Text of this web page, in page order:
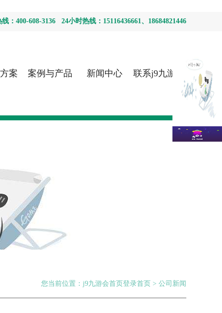
：400-608-3136 24小时热线：15116436661、18684821446
案 案例与产品 新闻中心 联系j9九游会
您当前位置：j9九游会首页登录首页 > 公司新闻